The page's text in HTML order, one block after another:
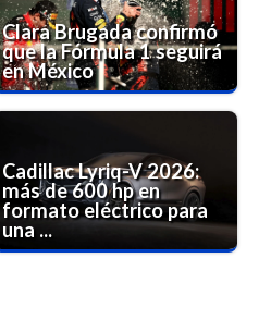
Clara Brugada confirmó
que la Fórmula 1 seguirá
en México
Cadillac Lyriq-V 2026:
más de 600 hp en
formato eléctrico para
una ...